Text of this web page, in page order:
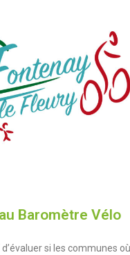
Baromètre Vélo
si les communes où